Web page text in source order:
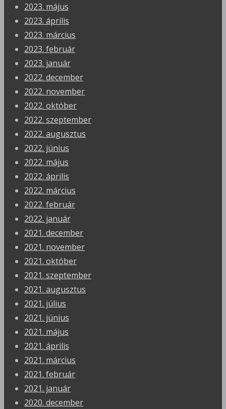
2023. május
2023. április
2023. március
2023. február
2023. január
2022. december
2022. november
2022. október
2022. szeptember
2022. augusztus
2022. június
2022. május
2022. április
2022. március
2022. február
2022. január
2021. december
2021. november
2021. október
2021. szeptember
2021. augusztus
2021. július
2021. június
2021. május
2021. április
2021. március
2021. február
2021. január
2020. december